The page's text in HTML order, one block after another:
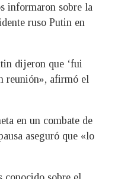
informaron sobre la
ruso Putin en
dijeron que ‘fui
reunión», afirmó el
en un combate de
aseguró que «lo